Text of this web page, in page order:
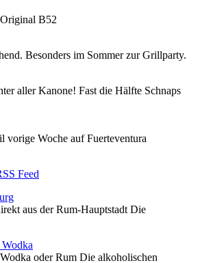
B52
Besonders im Sommer zur Grillparty.
aller Kanone! Fast die Hälfte Schnaps
vorige Woche auf Fuerteventura
Feed
aus der Rum-Hauptstadt Die
oder Rum Die alkoholischen